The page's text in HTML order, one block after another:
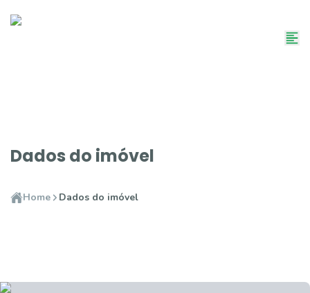
Dados do imóvel
Home Dados do imóvel